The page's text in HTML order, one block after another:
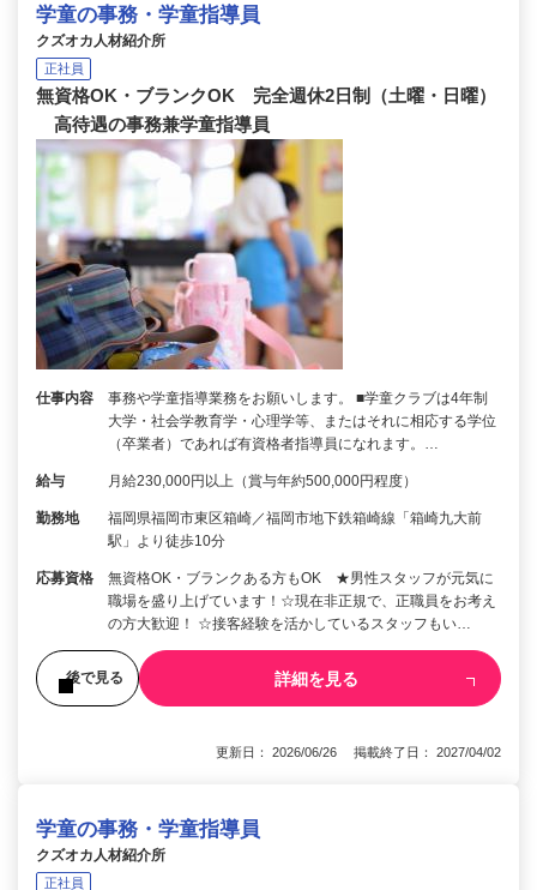
学童の事務・学童指導員
クズオカ人材紹介所
正社員
無資格OK・ブランクOK 完全週休2日制（土曜・日曜）
高待遇の事務兼学童指導員
仕事内容
事務や学童指導業務をお願いします。 ■学童クラブは4年制
大学・社会学教育学・心理学等、またはそれに相応する学位
（卒業者）であれば有資格者指導員になれます。…
給与 月給230,000円以上（賞与年約500,000円程度）
勤務地
福岡県福岡市東区箱崎／福岡市地下鉄箱崎線「箱崎九大前
駅」より徒歩10分
応募資格
無資格OK・ブランクある方もOK ★男性スタッフが元気に
職場を盛り上げています！☆現在非正規で、正職員をお考え
の方大歓迎！ ☆接客経験を活かしているスタッフもい…
後で見る 詳細を見る
更新日： 2026/06/26 掲載終了日： 2027/04/02
学童の事務・学童指導員
クズオカ人材紹介所
正社員